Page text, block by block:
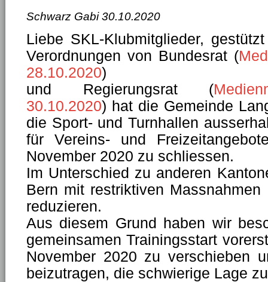
Schwarz Gabi 30.10.2020
Liebe SKL-Klubmitglieder,
Verordnungen von Bundesrat (
28.10.2020)
und Regierungsrat (
30.10.2020) hat die Gemeinde
die Sport- und Turnhallen
für Vereins- und
November 2020 zu schliessen.
Im Unterschied zu anderen
Bern mit restriktiven Massnahmen
reduzieren.
Aus diesem Grund haben wir
gemeinsamen Trainingsstart
November 2020 zu verschieben
beizutragen, die schwierige Lage